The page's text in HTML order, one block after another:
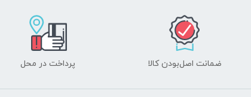
ضمانت اصل‌بودن کالا پرداخت در محل